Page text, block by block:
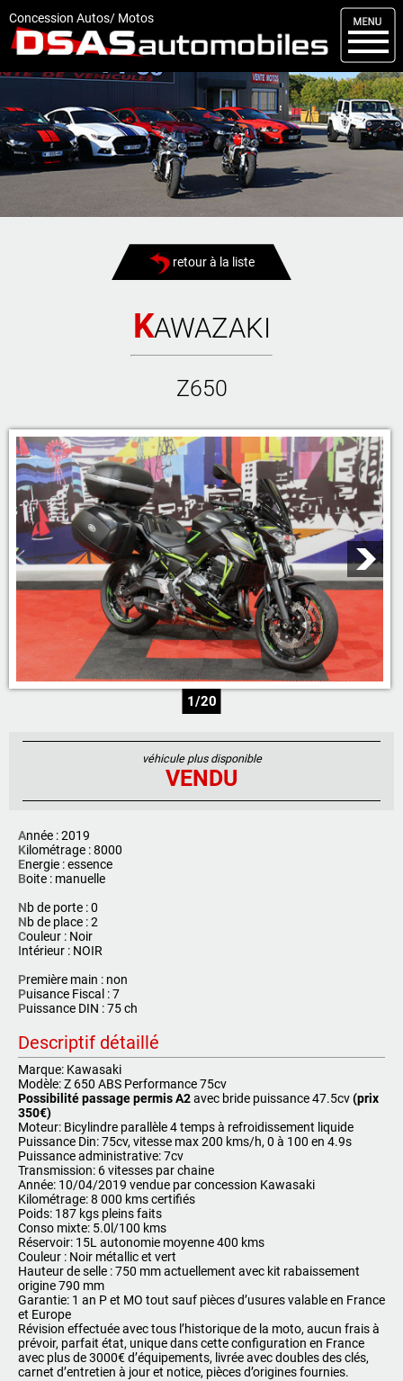
Concession Autos/ Motos
Menu
DSAS
Kit carrosserie
Nos occasions
Nos services
Comment réserver
Articles
Livraisons
Contact
05 46 59 19 28
07 71 24 14 00
07 71 23 70 00
06 81 17 30 67
retour à la liste
KAWAZAKI
Z650
1/20
véhicule plus disponible
VENDU
Année : 2019
Kilométrage : 8000
Energie : essence
Boite : manuelle
Nb de porte : 0
Nb de place : 2
Couleur : Noir
Intérieur : NOIR
Première main : non
Puisance Fiscal : 7
Puissance DIN : 75 ch
Descriptif détaillé
Marque: Kawasaki
Modèle: Z 650 ABS Performance 75cv
Possibilité passage permis A2avec bride puissance 47.5cv(prix
350€)
Moteur: Bicylindre parallèle 4 temps à refroidissement liquide
Puissance Din: 75cv, vitesse max 200 kms/h, 0 à 100 en 4.9s
Puissance administrative: 7cv
Transmission: 6 vitesses par chaine
Année: 10/04/2019 vendue par concession Kawasaki
Kilométrage: 8 000 kms certifiés
Poids: 187 kgs pleins faits
Conso mixte: 5.0l/100 kms
Réservoir: 15L autonomie moyenne 400 kms
Couleur : Noir métallic et vert
Hauteur de selle : 750 mm actuellement avec kit rabaissement
origine 790 mm
Garantie: 1 an P et MO tout sauf pièces d’usures valable en France
et Europe
Révision effectuée avec tous l’historique de la moto, aucun frais à
prévoir, parfait état, unique dans cette configuration en France
avec plus de 3000€ d’équipements, livrée avec doubles des clés,
carnet d’entretien à jour et notice, pièces d’origines fournies.